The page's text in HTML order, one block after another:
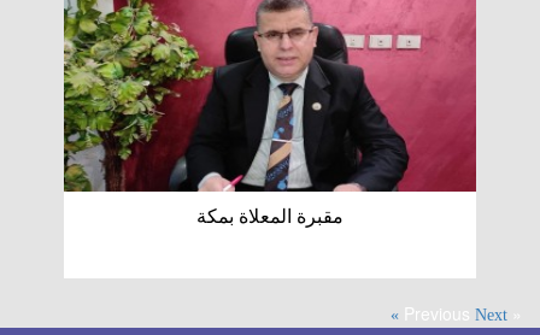
مقبرة المعلاة بمكة
« Previous
Next »